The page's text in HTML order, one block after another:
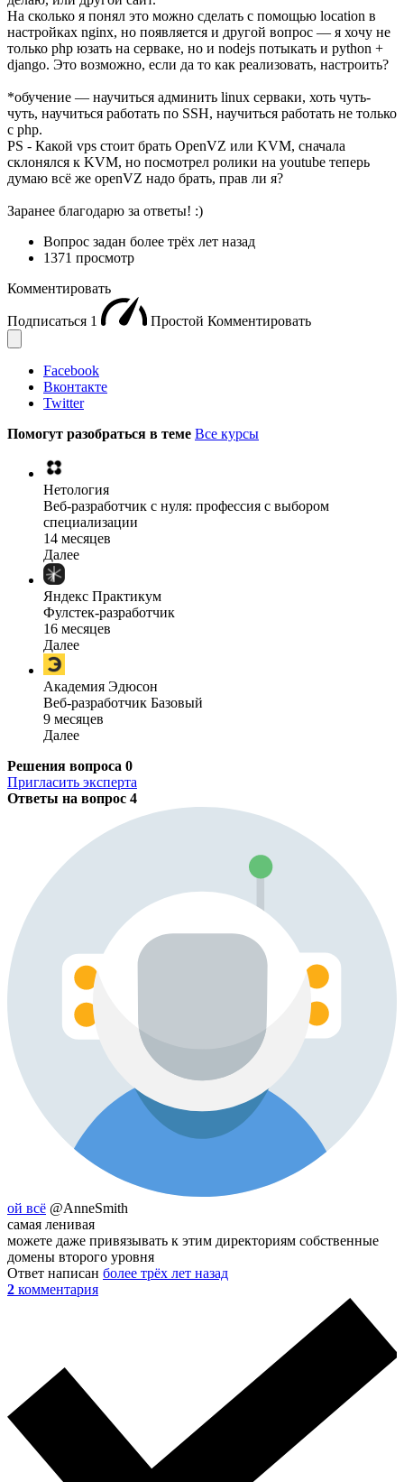
На сколько я понял это можно сделать с помощью location в
настройках nginx, но появляется и другой вопрос — я хочу не
только php юзать на серваке, но и nodejs потыкать и python +
django. Это возможно, если да то как реализовать, настроить?
*обучение — научиться админить linux серваки, хоть чуть-
чуть, научиться работать по SSH, научиться работать не только
с php.
PS - Какой vps стоит брать OpenVZ или KVM, сначала
склонялся к KVM, но посмотрел ролики на youtube теперь
думаю всё же openVZ надо брать, прав ли я?
Заранее благодарю за ответы! :)
Вопрос задан более трёх лет назад
1371 просмотр
Комментировать
Подписаться 1 Простой Комментировать
Facebook
Вконтакте
Twitter
Помогут разобраться в теме Все курсы
Нетология
Веб-разработчик с нуля: профессия с выбором
специализации
14 месяцев
Далее
Яндекс Практикум
Фулстек-разработчик
16 месяцев
Далее
Академия Эдюсон
Веб-разработчик Базовый
9 месяцев
Далее
Решения вопроса 0
Пригласить эксперта
Ответы на вопрос 4
ой всё @AnneSmith
самая ленивая
можете даже привязывать к этим директориям собственные
домены второго уровня
Ответ написан более трёх лет назад
2 комментария